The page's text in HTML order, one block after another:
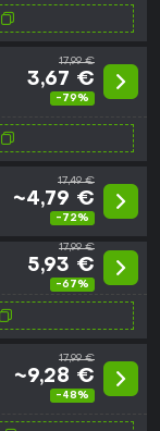
17,99 €
3,67 €
-79%
17,49 €
~4,79 €
-72%
17,99 €
5,93 €
-67%
17,99 €
~9,28 €
-48%